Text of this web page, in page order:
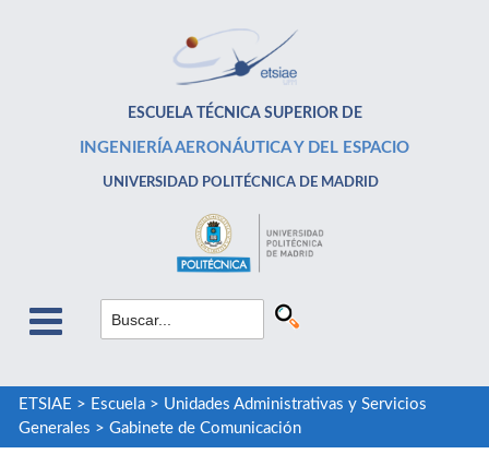
ESCUELA TÉCNICA SUPERIOR DE
INGENIERÍA AERONÁUTICA Y DEL ESPACIO
UNIVERSIDAD POLITÉCNICA DE MADRID
ETSIAE > Escuela> Unidades Administrativas y Servicios
Generales > Gabinete de Comunicación